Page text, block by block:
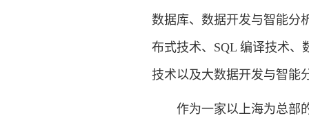
数据库、数据开发与智能分
布式技术、SQL 编译技术
技术以及大数据开发与智能
作为一家以上海为总部的